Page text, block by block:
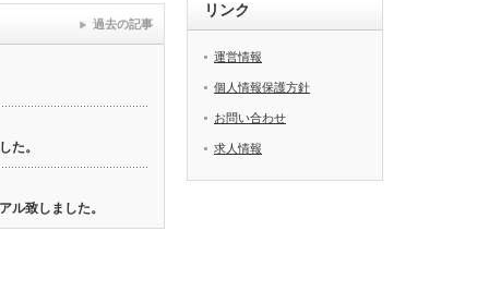
た。
ル致しました。
過去の記事
リンク
運営情報
個人情報保護方針
お問い合わせ
求人情報